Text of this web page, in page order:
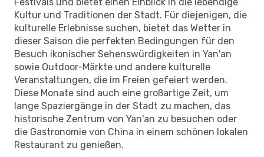
Kultur und Traditionen der Stadt. Für diejenigen, die
kulturelle Erlebnisse suchen, bietet das Wetter in
dieser Saison die perfekten Bedingungen für den
Besuch ikonischer Sehenswürdigkeiten in Yan'an
sowie Outdoor-Märkte und andere kulturelle
Veranstaltungen, die im Freien gefeiert werden.
Diese Monate sind auch eine großartige Zeit, um
lange Spaziergänge in der Stadt zu machen, das
historische Zentrum von Yan'an zu besuchen oder
die Gastronomie von China in einem schönen lokalen
Restaurant zu genießen.